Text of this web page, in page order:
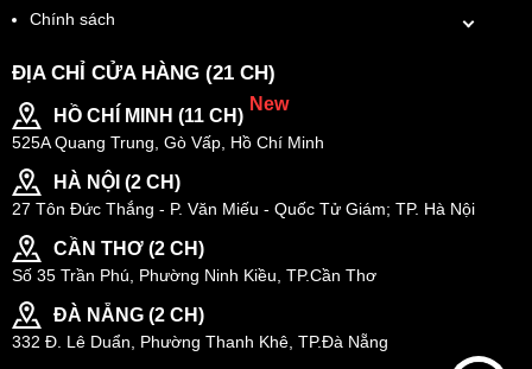
Chính sách
ĐỊA CHỈ CỬA HÀNG (21 CH)
HỒ CHÍ MINH (11 CH)
New
525A Quang Trung, Gò Vấp, Hồ Chí Minh
HÀ NỘI (2 CH)
27 Tôn Đức Thắng - P. Văn Miếu - Quốc Tử Giám; TP. Hà Nội
CẦN THƠ (2 CH)
Số 35 Trần Phú, Phường Ninh Kiều, TP.Cần Thơ
ĐÀ NẴNG (2 CH)
332 Đ. Lê Duẩn, Phường Thanh Khê, TP.Đà Nẵng